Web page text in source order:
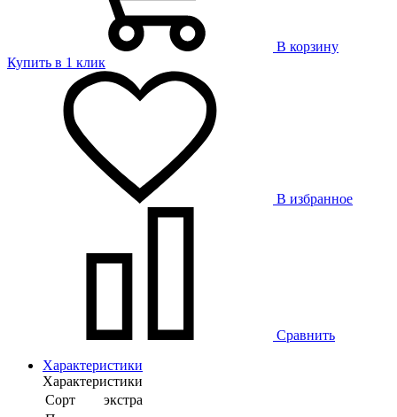
В корзину
Купить в 1 клик
В избранное
Сравнить
Характеристики
Характеристики
Сорт
экстра